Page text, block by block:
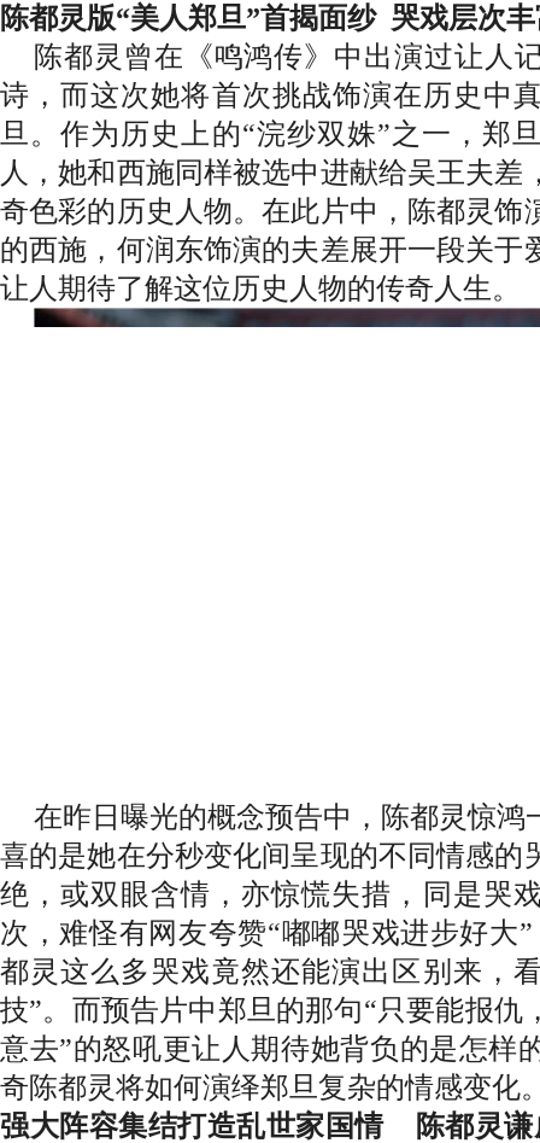
陈都灵版“美人郑旦”首揭面纱 哭戏层次
陈都灵曾在《鸣鸿传》中出演过让人
诗，而这次她将首次挑战饰演在历史
旦。作为历史上的“浣纱双姝”之一，郑
人，她和西施同样被选中进献给吴王夫差
奇色彩的历史人物。在此片中，陈都灵饰
的西施，何润东饰演的夫差展开一段关于
让人期待了解这位历史人物的传奇人生。
在昨日曝光的概念预告中，陈都灵惊鸿
喜的是她在分秒变化间呈现的不同情感的
绝，或双眼含情，亦惊慌失措，同是哭
次，难怪有网友夸赞“嘟嘟哭戏进步好大
都灵这么多哭戏竟然还能演出区别来，
技”。而预告片中郑旦的那句“只要能报仇
意去”的怒吼更让人期待她背负的是怎样
奇陈都灵将如何演绎郑旦复杂的情感变化
强大阵容集结打造乱世家国情
陈都灵